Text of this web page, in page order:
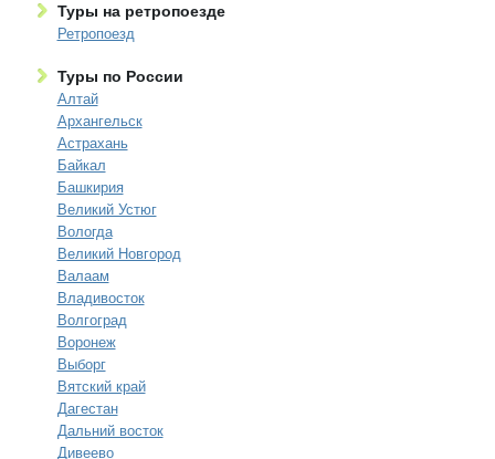
Туры на ретропоезде
Ретропоезд
Туры по России
Алтай
Архангельск
Астрахань
Байкал
Башкирия
Великий Устюг
Вологда
Великий Новгород
Валаам
Владивосток
Волгоград
Воронеж
Выборг
Вятский край
Дагестан
Дальний восток
Дивеево